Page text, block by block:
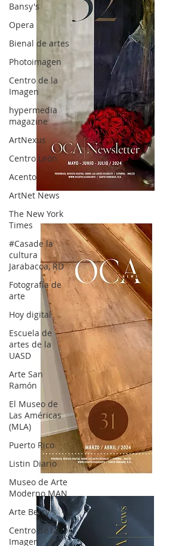
Bansy's
Opera
Bienal de artes
Photoimagen
Centro de la
Imagen
hypermedia
magazine
ArtNexus
Centro León
Acento
ArtNet News
The New York
Times
#Casade la
cultura
Jarabacoa, RD
Fotografía de
arte
Hoy digital
Escuela de
artes de la
UASD
Arte San
Ramón
El Museo de
Las Américas
(MLA)
Puerto Rico
Listin Diario
Museo de Arte
Moderno MAN
Arte Berry's
Centro de la
Imagen
OCA|News 32/ Mayo-Junio-Julio, 2023
OCA|News 31 / Marzo-Abril / 2024